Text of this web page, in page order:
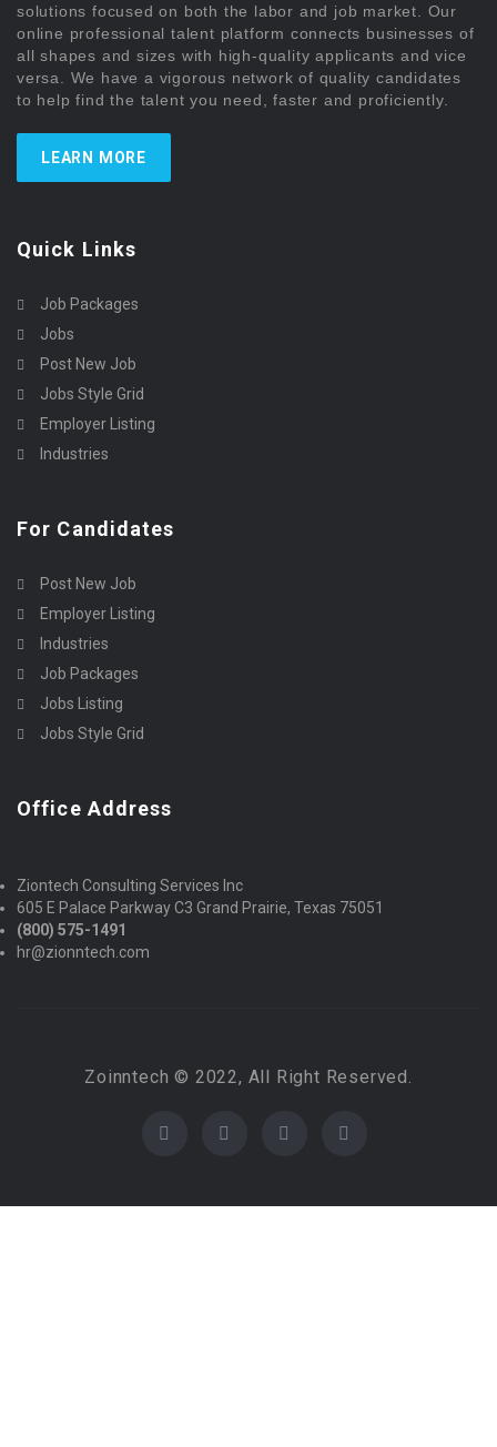
solutions focused on both the labor and job market. Our
online professional talent platform connects businesses of
all shapes and sizes with high-quality applicants and vice
versa. We have a vigorous network of quality candidates
to help find the talent you need, faster and proficiently.
LEARN MORE
Quick Links
Job Packages
Jobs
Post New Job
Jobs Style Grid
Employer Listing
Industries
For Candidates
Post New Job
Employer Listing
Industries
Job Packages
Jobs Listing
Jobs Style Grid
Office Address
Ziontech Consulting Services Inc
605 E Palace Parkway C3 Grand Prairie, Texas 75051
(800) 575-1491
hr@zionntech.com
Zoinntech © 2022, All Right Reserved.